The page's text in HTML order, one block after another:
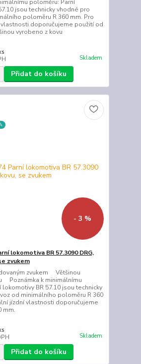
poloměru: Parní
jsou technicky vhodné pro
poloměru R 360 mm. Pro
doporučujeme použití od
vyrobeno z kovu
Skladem
Přidat do košíku
- 3 %
lokomotiva BR 57.3090 DRG,
zvukem
zvukem Většinou
Poznámka k minimálnímu
lokomotivy BR 57.10 jsou technicky
od minimálního poloměru R 360
jízdní vlastnosti doporučujeme
mm.
Skladem
Přidat do košíku